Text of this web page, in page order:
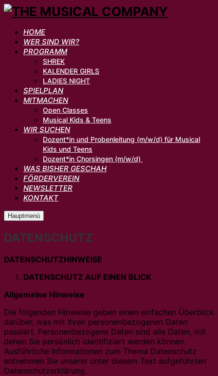
HOME
WER SIND WIR?
PROGRAMM
SHREK
KALENDER GIRLS
LADIES NIGHT
SPIELPLAN
MITMACHEN
Open Classes
Musical Kids & Teens
WIR SUCHEN
Dozent*in und Probenleitung (m/w/d) für Musical
Kids und Teens
Dozent*in Chorsingen (m/w/d)
WAS BISHER GESCHAH
FÖRDERVEREIN
NEWSLETTER
KONTAKT
Hauptmenü
DATENSCHUTZ
DATENSCHUTZHINWEISE
DATENSCHUTZ AUF EINEN BLICK
Allgemeine Hinweise
Die folgenden Hinweise geben einen einfachen Überblick
darüber, was mit Ihren personenbezogenen Daten
passiert. Personenbezogene Daten sind alle Daten, mit
denen Sie persönlich identifiziert werden können.
Ausführliche Informationen zum Thema Datenschutz
entnehmen Sie unserer unter diesem Text aufgeführten
Datenschutzerklärung.